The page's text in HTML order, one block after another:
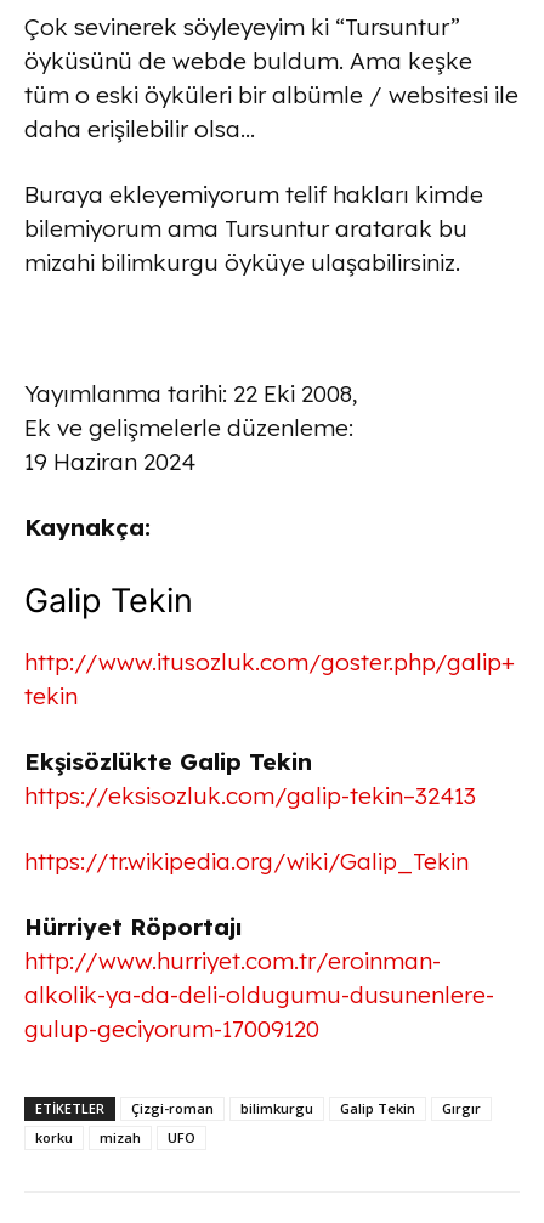
Çok sevinerek söyleyeyim ki “Tursuntur”
öyküsünü de webde buldum. Ama keşke
tüm o eski öyküleri bir albümle / websitesi ile
daha erişilebilir olsa…
Buraya ekleyemiyorum telif hakları kimde
bilemiyorum ama Tursuntur aratarak bu
mizahi bilimkurgu öyküye ulaşabilirsiniz.
Yayımlanma tarihi: 22 Eki 2008,
Ek ve gelişmelerle düzenleme:
19 Haziran 2024
Kaynakça:
Galip Tekin
http://www.itusozluk.com/goster.php/galip+
tekin
Ekşisözlükte Galip Tekin
https://eksisozluk.com/galip-tekin–32413
https://tr.wikipedia.org/wiki/Galip_Tekin
Hürriyet Röportajı
http://www.hurriyet.com.tr/eroinman-
alkolik-ya-da-deli-oldugumu-dusunenlere-
gulup-geciyorum-17009120
ETİKETLER Çizgi-roman bilimkurgu Galip Tekin
Gırgır
korku
mizah UFO